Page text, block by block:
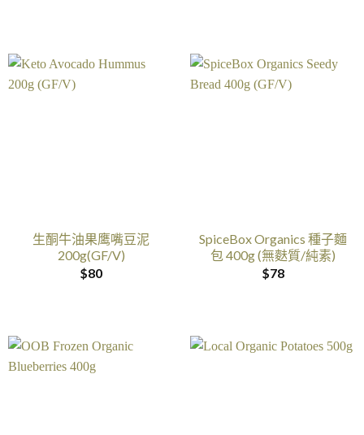
生酮牛油果鹰嘴豆泥
200g(GF/V)
$80
SpiceBox Organics 種子麵
包 400g (無麩質/純素)
$78